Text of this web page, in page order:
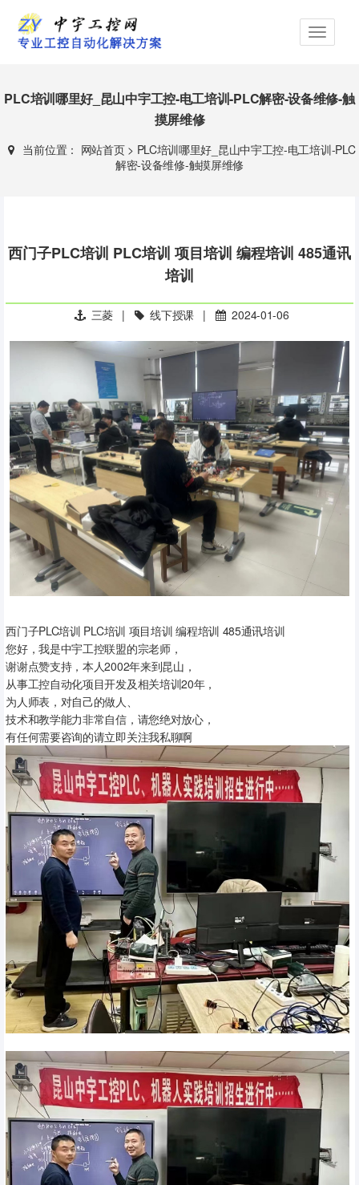
PLC培训哪里好_昆山中宇工控-电工培训-PLC解密-设备维修-触
摸屏维修
当前位置： 网站首页> PLC培训哪里好_昆山中宇工控-电工培训-PLC
解密-设备维修-触摸屏维修
西门子PLC培训 PLC培训 项目培训 编程培训 485通讯
培训
三菱 | 线下授课 | 2024-01-06
西门子PLC培训 PLC培训 项目培训 编程培训 485通讯培训
您好，我是中宇工控联盟的宗老师，
谢谢点赞支持，本人2002年来到昆山，
从事工控自动化项目开发及相关培训20年，
为人师表，对自己的做人、
技术和教学能力非常自信，请您绝对放心，
有任何需要咨询的请立即关注我私聊啊